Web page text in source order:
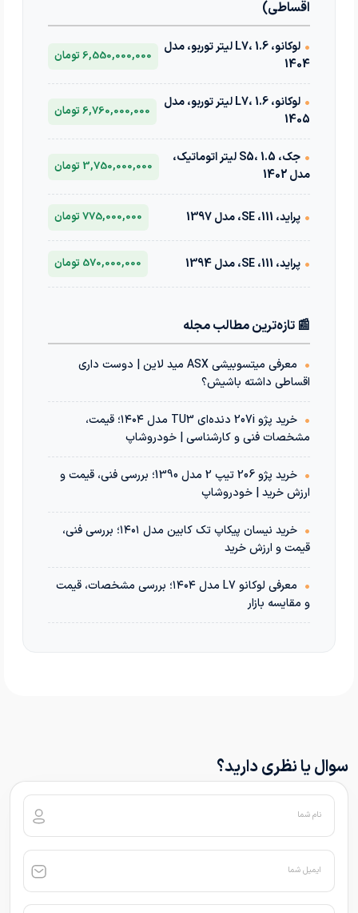
اقساطی)
•
لوکانو، L7، 1.6 لیتر توربو، مدل
1404
6,550,000,000 تومان
•
لوکانو، L7، 1.6 لیتر توربو، مدل
1405
6,760,000,000 تومان
•
جک، S5، 1.5 لیتر اتوماتیک،
مدل 1402
3,750,000,000 تومان
• پراید، 111، SE، مدل 1397 775,000,000 تومان
• پراید، 111، SE، مدل 1394 570,000,000 تومان
📰 تازه‌ترین مطالب مجله
•
معرفی میتسوبیشی ASX مید لاین | دوست داری
اقساطی داشته باشیش؟
•
خرید پژو 207i دنده‌ای TU3 مدل ۱۴۰۴؛ قیمت،
مشخصات فنی و کارشناسی | خودروشاپ
•
خرید پژو 206 تیپ 2 مدل 1390؛ بررسی فنی، قیمت و
ارزش خرید | خودروشاپ
•
خرید نیسان پیکاپ تک کابین مدل ۱۴۰۱؛ بررسی فنی،
قیمت و ارزش خرید
•
معرفی لوکانو L7 مدل ۱۴۰۴؛ بررسی مشخصات، قیمت
و مقایسه بازار
سوال یا نظری دارید؟
نام شما
ایمیل شما